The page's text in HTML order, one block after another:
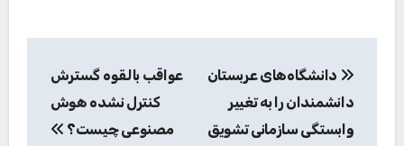
نوشته
دانشگاه‌های عربستان
دانشمندان را به تغییر
وابستگی سازمانی تشویق
عواقب بالقوه گسترش
کنترل نشده هوش
مصنوعی چیست؟